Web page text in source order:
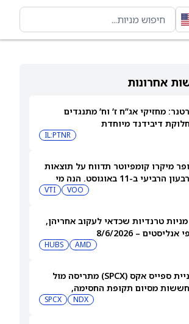
אחרונות
מחזיקי אג”ח ז’ וח’ מתנגדים
דיבידנד מיוחדת
IL:PTNR
מיקרו קומפיוטר תדווח על תוצאות
הרבעון הרביעי ב-11 באוגוסט. הנה מי
VOO
VTI
3 מניות טרנדיות שכדאי לעקוב אחריהן,
אנליסטים – 8/6/2026
AMD
HUBS
מניית ספייס אקס (SPCX) מתריסה מול
מסיום תקופת החסימה,
NDX
SPCX